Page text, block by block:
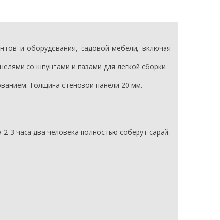
и оборудования, садовой мебели, включая
со шпунтами и пазами для легкой сборки.
Толщина стеновой панели 20 мм.
3 часа два человека полностью соберут сарай.